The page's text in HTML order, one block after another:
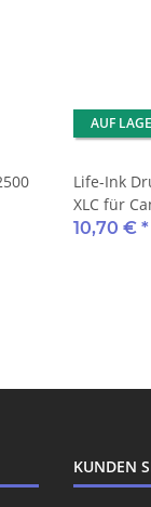
AUF
Life-Ink
XLC für
mit Chip
10,70 € *
KUNDEN